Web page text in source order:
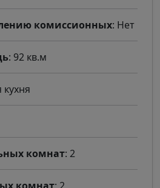
комиссионных: Нет
: 92 кв.м
кухня
комнат: 2